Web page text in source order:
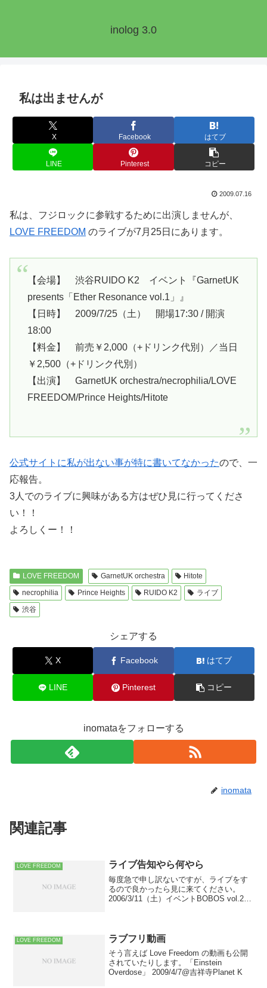
inolog 3.0
私は出ませんが
X Facebook はてブ
LINE Pinterest コピー
2009.07.16
私は、フジロックに参戦するために出演しませんが、
LOVE FREEDOM のライブが7月25日にあります。
【会場】 渋谷RUIDO K2 イベント『GarnetUK
presents「Ether Resonance vol.1」』
【日時】 2009/7/25（土） 開場17:30 / 開演
18:00
【料金】 前売￥2,000（+ドリンク代別）／当日
￥2,500（+ドリンク代別）
【出演】 GarnetUK orchestra/necrophilia/LOVE
FREEDOM/Prince Heights/Hitote
公式サイトに私が出ない事が特に書いてなかったので、一
応報告。
3人でのライブに興味がある方はぜひ見に行ってくださ
い！！
よろしくー！！
LOVE FREEDOM GarnetUK orchestra
Hitote
necrophilia
Prince Heights RUIDO K2
ライブ
渋谷
シェアする
X Facebook はてブ
LINE Pinterest コピー
inomataをフォローする
inomata
関連記事
LOVE FREEDOM ライブ告知やら何やら
毎度急で申し訳ないですが、ライブをす
るので良かったら見に来てください。
2006/3/11（土）イベントBOBOS vol.2＠
LOVE FREEDOM ラブフリ動画
そう言えば Love Freedom の動画も公開
されていたりします。「Einstein
Overdose」 2009/4/7@吉祥寺Planet K